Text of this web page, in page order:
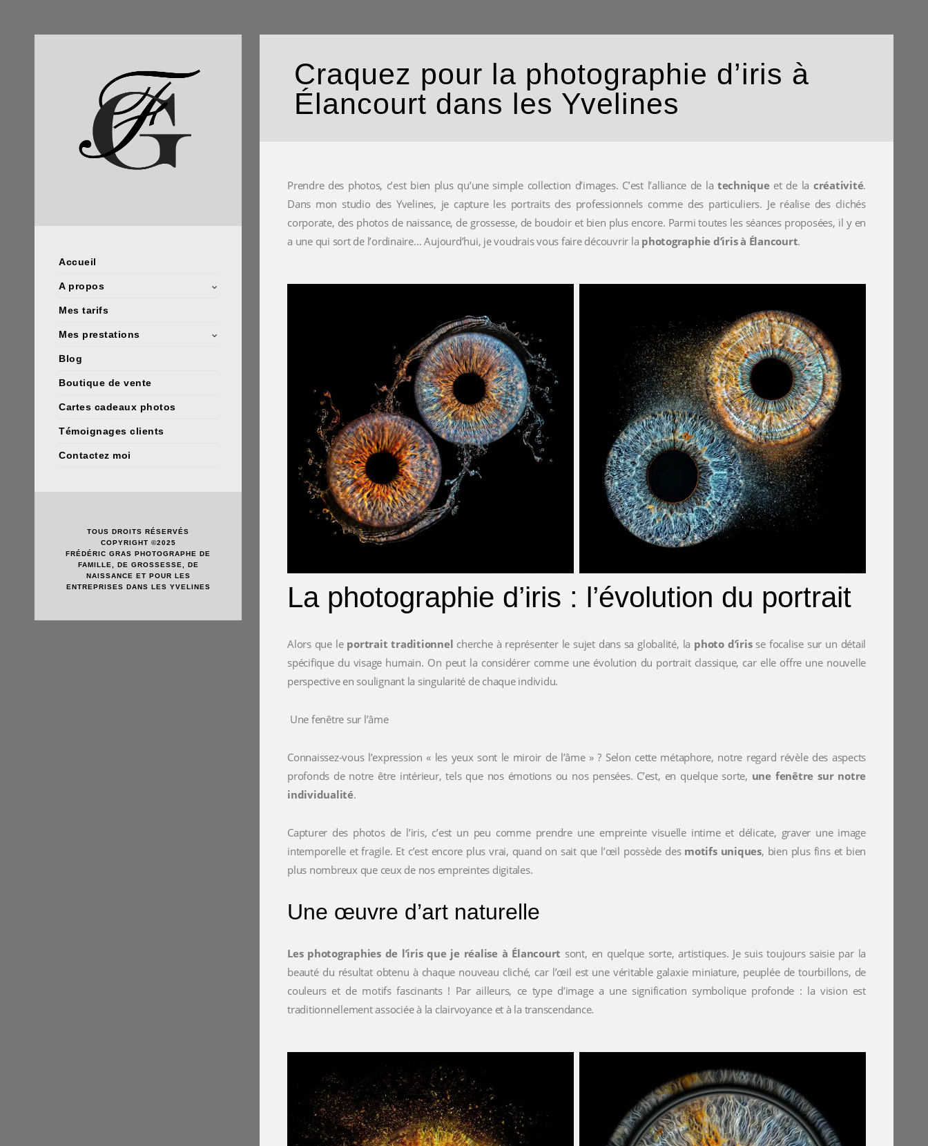
Accueil
A propos
Mes tarifs
Mes prestations
Blog
Boutique de vente
Cartes cadeaux photos
Témoignages clients
Contactez moi
TOUS DROITS RÉSERVÉS
COPYRIGHT ©2025
FRÉDÉRIC GRAS PHOTOGRAPHE DE
FAMILLE, DE GROSSESSE, DE
NAISSANCE ET POUR LES
ENTREPRISES DANS LES YVELINES
Craquez pour la photographie d’iris à
Élancourt dans les Yvelines
Prendre des photos, c’est bien plus qu’une simple collection d’images. C’est l’alliance de la techniqueet de la créativité.
Dans mon studio des Yvelines, je capture les portraits des professionnels comme des particuliers. Je réalise des clichés
corporate, des photos de naissance, de grossesse, de boudoir et bien plus encore. Parmi toutes les séances proposées, il y en
a une qui sort de l’ordinaire… Aujourd’hui, je voudrais vous faire découvrir la photographie d’iris à Élancourt.
La photographie d’iris : l’évolution du portrait
Alors que le portrait traditionnel cherche à représenter le sujet dans sa globalité, la photo d’irisse focalise sur un détail
spécifique du visage humain. On peut la considérer comme une évolution du portrait classique, car elle offre une nouvelle
perspective en soulignant la singularité de chaque individu.
Une fenêtre sur l’âme
Connaissez-vous l’expression « les yeux sont le miroir de l’âme » ? Selon cette métaphore, notre regard révèle des aspects
profonds de notre être intérieur, tels que nos émotions ou nos pensées. C’est, en quelque sorte, une fenêtre sur notre
individualité.
Capturer des photos de l’iris, c’est un peu comme prendre une empreinte visuelle intime et délicate, graver une image
intemporelle et fragile. Et c’est encore plus vrai, quand on sait que l’œil possède des motifs uniques, bien plus fins et bien
plus nombreux que ceux de nos empreintes digitales.
Une œuvre d’art naturelle
Les photographies de l’iris que je réalise à Élancourt sont, en quelque sorte, artistiques. Je suis toujours saisie par la
beauté du résultat obtenu à chaque nouveau cliché, car l’œil est une véritable galaxie miniature, peuplée de tourbillons, de
couleurs et de motifs fascinants ! Par ailleurs, ce type d’image a une signification symbolique profonde : la vision est
traditionnellement associée à la clairvoyance et à la transcendance.